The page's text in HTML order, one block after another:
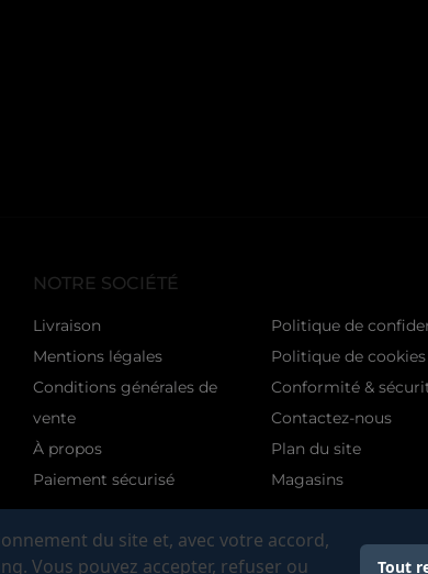
NOTRE SOCIÉTÉ
Livraison
Mentions légales
Conditions générales de
vente
À propos
Paiement sécurisé
Politique de
Politique de cookies
Conformité &
Contactez-nous
Plan du site
Magasins
du site et, avec votre accord,
Vous pouvez accepter, refuser ou
Tout